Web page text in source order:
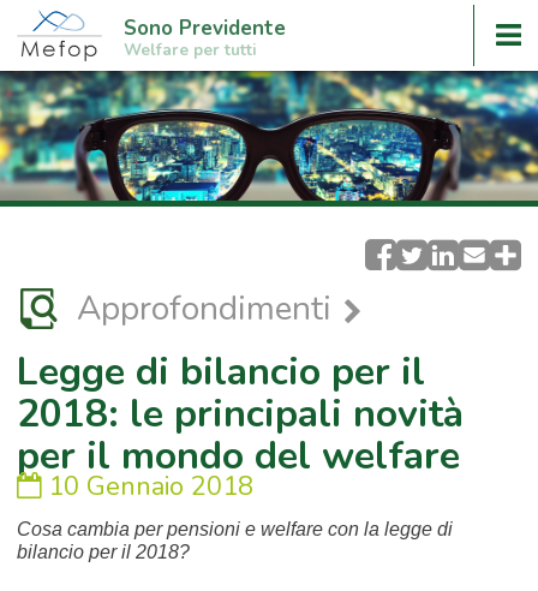
Sono Previdente
Welfare per tutti
Approfondimenti
Legge di bilancio per il
2018: le principali novità
per il mondo del welfare
10 Gennaio 2018
Cosa cambia per pensioni e welfare con la legge di
bilancio per il 2018?